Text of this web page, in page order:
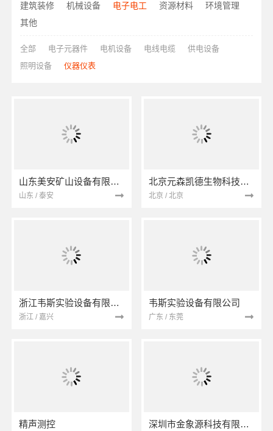
建筑装修
机械设备 电子电工 资源材料
环境管理
其他
全部 电子元器件 电机设备 电线电缆
供电设备
照明设备
仪器仪表
山东美安矿山设备有限公司
山东 / 泰安
北京元森凯德生物科技有限公司
北京 / 北京
浙江韦斯实验设备有限公司
浙江 / 嘉兴
韦斯实验设备有限公司
广东 / 东莞
精声测控 深圳市金象源科技有限公司